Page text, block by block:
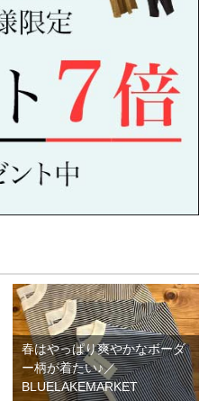
春はやっぱり爽やかなボーダ
ー柄が着たい♪／
BLUELAKEMARKET